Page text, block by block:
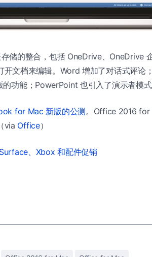
储的整合，包括 OneDrive、OneDrive
开文档来编辑。Word 增加了对话式评论
功能；PowerPoint 也引入了演示者模式
for Mac 新版的公测。Office 2016 for
via Office）
、Xbox 和配件促销